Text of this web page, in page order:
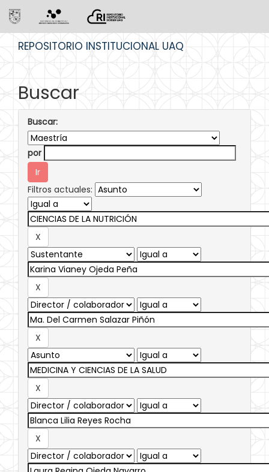
REPOSITORIO INSTITUCIONAL UAQ
Buscar
Buscar:
por
Filtros actuales: